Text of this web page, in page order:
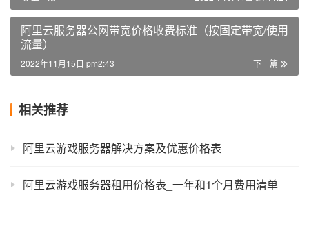
阿里云服务器公网带宽价格收费标准（按固定带宽/使用
流量）
下一篇
2022年11月15日 pm2:43
相关推荐
阿里云游戏服务器解决方案及优惠价格表
阿里云游戏服务器租用价格表_一年和1个月费用清单